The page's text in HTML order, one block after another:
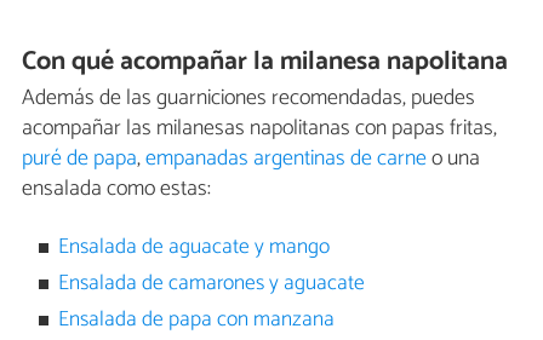
Con qué acompañar la milanesa napolitana
Además de las guarniciones recomendadas, puedes
acompañar las milanesas napolitanas con papas fritas,
puré de papa,empanadas argentinas de carneo una
ensalada como estas:
Ensalada de aguacate y mango
Ensalada de camarones y aguacate
Ensalada de papa con manzana